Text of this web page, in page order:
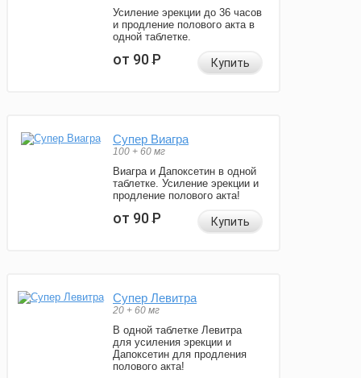
Усиление эрекции до 36 часов
и продление полового акта в
одной таблетке.
от 90Р Купить
Супер Виагра
100 + 60 мг
Виагра и Дапоксетин в одной
таблетке. Усиление эрекции и
продление полового акта!
от 90Р Купить
Супер Левитра
20 + 60 мг
В одной таблетке Левитра
для усиления эрекции и
Дапоксетин для продления
полового акта!